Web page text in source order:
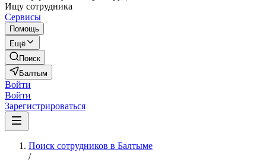
Ищу сотрудника
Сервисы
Помощь
Ещё
Поиск
Балтым
Войти
Войти
Зарегистрироваться
Поиск сотрудников в Балтыме
/